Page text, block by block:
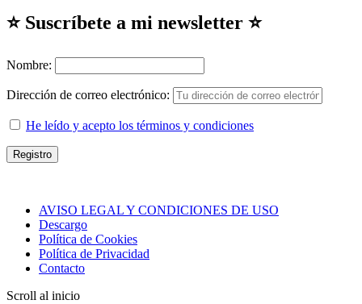
⭐ Suscríbete a mi newsletter ⭐
Nombre:
Dirección de correo electrónico:
He leído y acepto los términos y condiciones
AVISO LEGAL Y CONDICIONES DE USO
Descargo
Política de Cookies
Política de Privacidad
Contacto
Scroll al inicio